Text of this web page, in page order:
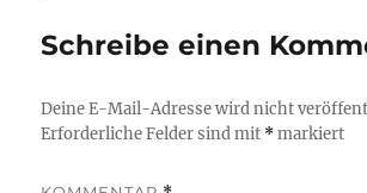
Schreibe einen
Deine E-Mail-Adresse wird nicht
Erforderliche Felder sind mit *markiert